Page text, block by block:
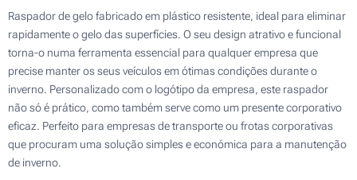
Raspador de gelo fabricado em plástico resistente, ideal para eliminar
rapidamente o gelo das superfícies. O seu design atrativo e funcional
torna-o numa ferramenta essencial para qualquer empresa que
precise manter os seus veículos em ótimas condições durante o
inverno. Personalizado com o logótipo da empresa, este raspador
não só é prático, como também serve como um presente corporativo
eficaz. Perfeito para empresas de transporte ou frotas corporativas
que procuram uma solução simples e económica para a manutenção
de inverno.